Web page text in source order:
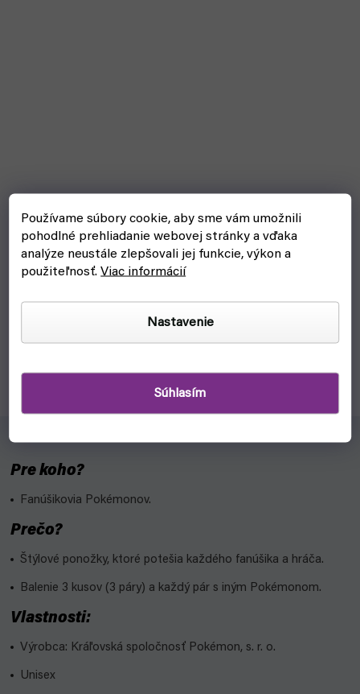
Používame súbory cookie, aby sme vám umožnili
pohodlné prehliadanie webovej stránky a vďaka
analýze neustále zlepšovali jej funkcie, výkon a
použiteľnosť.Viac informácií
Nastavenie
Súhlasím
Pokémon snapback Jigglypuff - šiltovka (Difuzed)
skladom, ihneď na odoslanie
€25,50
Pre koho?
Fanúšikovia Pokémonov.
Prečo?
Štýlové ponožky, ktoré potešia každého fanúšika a hráča.
Balenie 3 kusov (3 páry) a každý pár s iným Pokémonom.
Vlastnosti:
Výrobca: Kráľovská spoločnosť Pokémon, s. r. o.
Unisex